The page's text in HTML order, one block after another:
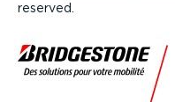
reserved.